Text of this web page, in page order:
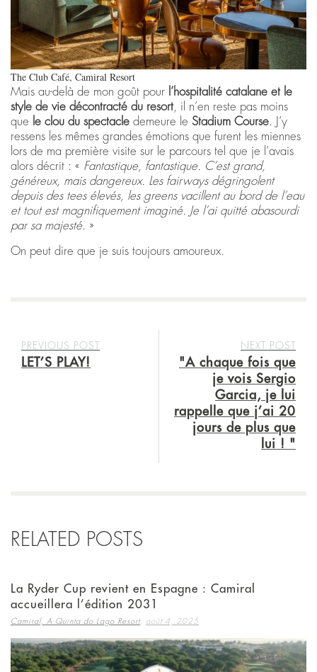
The Club Café, Camiral Resort
Mais au-delà de mon goût pour l’hospitalité catalane et le
style de vie décontracté du resort, il n’en reste pas moins
que le clou du spectacle demeure le Stadium Course. J’y
ressens les mêmes grandes émotions que furent les miennes
lors de ma première visite sur le parcours tel que je l’avais
alors décrit : « Fantastique, fantastique.
C’est grand,
généreux, mais dangereux. Les fairways dégringolent
depuis des tees élevés, les greens vacillent au bord de l’eau
et tout est magnifiquement imaginé. Je l’ai quitté abasourdi
par sa majesté. »
On peut dire que je suis toujours amoureux.
NEXT POST
"A chaque fois que
je vois Sergio
Garcia, je lui
rappelle que j’ai 20
jours de plus que
lui ! "
PREVIOUS POST
LET’S PLAY!
RELATED POSTS
La Ryder Cup revient en Espagne : Camiral
accueillera l’édition 2031
Camiral, A Quinta do Lago Resort, août 4, 2025